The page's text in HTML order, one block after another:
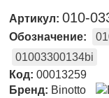
Артикул: 010-
Обозначение:
01003300134bi
Код: 00013259
Бренд: Binotto